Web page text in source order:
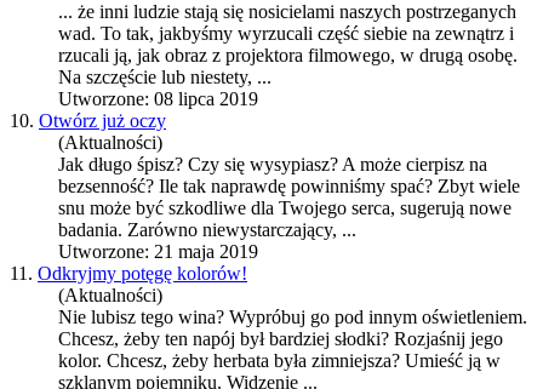
... że inni ludzie stają się nosicielami naszych postrzeganych
wad. To tak, jakbyśmy wyrzucali część siebie na zewnątrz i
rzucali ją, jak obraz z projektora filmowego, w drugą osobę.
Na szczęście lub niestety, ...
Utworzone: 08 lipca 2019
10. Otwórz już oczy
(Aktualności)
Jak długo śpisz? Czy się wysypiasz? A może cierpisz na
bezsenność? Ile tak naprawdę powinniśmy spać? Zbyt wiele
snu może być szkodliwe dla Twojego serca, sugerują nowe
badania. Zarówno niewystarczający, ...
Utworzone: 21 maja 2019
11. Odkryjmy potęgę kolorów!
(Aktualności)
Nie lubisz tego wina? Wypróbuj go pod innym oświetleniem.
Chcesz, żeby ten napój był bardziej słodki? Rozjaśnij jego
kolor. Chcesz, żeby herbata była zimniejsza? Umieść ją w
szklanym pojemniku. Widzenie ...